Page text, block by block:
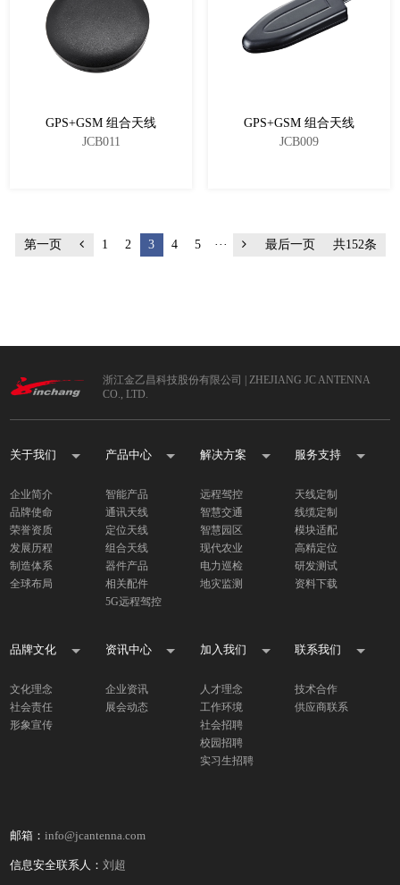
器件产品
介质陶瓷天线
相关配件
5G远程驾控
GPS+GSM 组合天线
JCB011
GPS+GSM 组合天线
JCB009
第一页 1 2 3 4 5 ··· 最后一页 共152条
浙江金乙昌科技股份有限公司 | ZHEJIANG JC ANTENNA
CO., LTD.
关于我们
企业简介
品牌使命
荣誉资质
发展历程
制造体系
全球布局
产品中心
智能产品
通讯天线
定位天线
组合天线
器件产品
相关配件
5G远程驾控
解决方案
远程驾控
智慧交通
智慧园区
现代农业
电力巡检
地灾监测
服务支持
天线定制
线缆定制
模块适配
高精定位
研发测试
资料下载
品牌文化
文化理念
社会责任
形象宣传
资讯中心
企业资讯
展会动态
加入我们
人才理念
工作环境
社会招聘
校园招聘
实习生招聘
联系我们
技术合作
供应商联系
邮箱：info@jcantenna.com
信息安全联系人：刘超